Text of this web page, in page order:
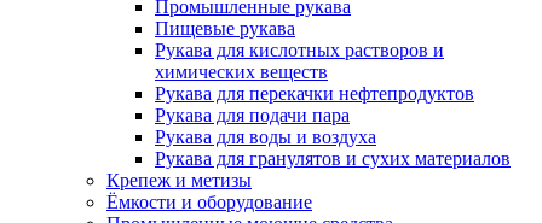
Промышленные рукава
Пищевые рукава
Рукава для кислотных растворов и
химических веществ
Рукава для перекачки нефтепродуктов
Рукава для подачи пара
Рукава для воды и воздуха
Рукава для гранулятов и сухих материалов
Крепеж и метизы
Ёмкости и оборудование